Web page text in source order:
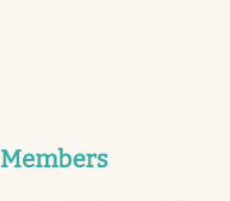
Members